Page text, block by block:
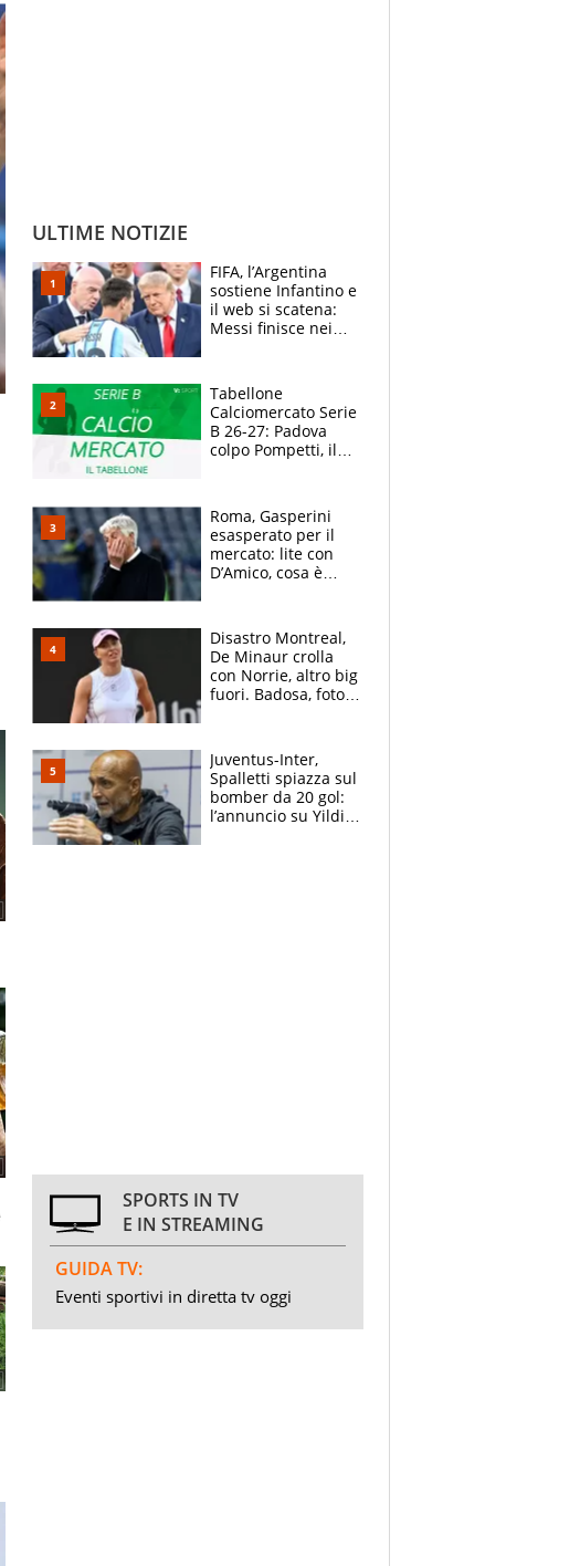
ULTIME NOTIZIE
FIFA, l’Argentina
sostiene Infantino e
il web si scatena:
Messi finisce nei
polemiche
Tabellone
Calciomercato Serie
B 26-27: Padova
colpo Pompetti, il
Roma, Gasperini
esasperato per il
mercato: lite con
D’Amico, cosa è
Disastro Montreal,
De Minaur crolla
con Norrie, altro big
fuori. Badosa, foto
Juventus-Inter,
Spalletti spiazza sul
bomber da 20 gol:
l’annuncio su Yildiz
SPORTS IN TV
E IN STREAMING
GUIDA TV:
Eventi sportivi in diretta tv oggi